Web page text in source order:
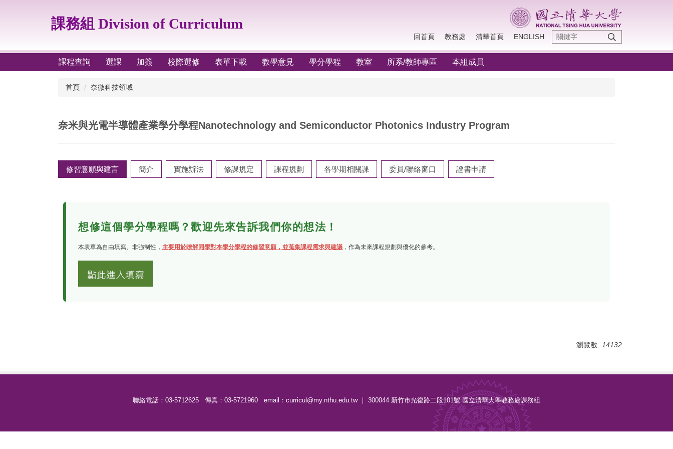
內
區
課務組 Division of Curriculum
回首頁 教務處 清華首頁 ENGLISH
課程查詢 選課 加簽 校際選修 表單下載 教學意見 學分學程 教室 所系/教師專區 本組成員
首頁 奈微科技領域
奈米與光電半導體產業學分學程Nanotechnology and Semiconductor Photonics Industry Program
修習意願與建言 簡介 實施辦法 修課規定 課程規劃 各學期相關課 委員/聯絡窗口 證書申請
想修這個學分學程嗎？歡迎先來告訴我們你的想法！
本表單為自由填寫、非強制性， 主要用於瞭解同學對本學分學程的修習意願，並蒐集課程需求與建議 ，作為未來課程規劃與優化的參考。
瀏覽數: 14132
聯絡電話：03-5712625 傳真：03-5721960 email：curricul@my.nthu.edu.tw ｜ 300044 新竹市光復路二段101號 國立清華大學教務處課務組